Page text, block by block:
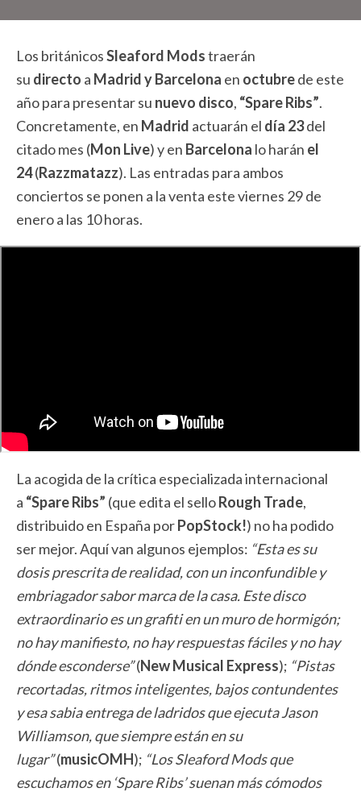
Los británicosSleaford Modstraerán
su directo a Madrid y Barcelona en octubrede este
año para presentar su nuevo disco, “Spare Ribs”.
Concretamente, en Madrid actuarán el día 23del
citado mes (Mon Live) y en Barcelona lo harán el
24(Razzmatazz). Las entradas para ambos
conciertos se ponen a la venta este viernes 29 de
enero a las 10 horas.
La acogida de la crítica especializada internacional
a “Spare Ribs” (que edita el selloRough Trade,
distribuido en España porPopStock!) no ha podido
ser mejor. Aquí van algunos ejemplos: “Esta es su
dosis prescrita de realidad, con un inconfundible y
embriagador sabor marca de la casa. Este disco
extraordinario es un grafiti en un muro de hormigón;
no hay manifiesto, no hay respuestas fáciles y no hay
dónde esconderse”(New Musical Express); “Pistas
recortadas, ritmos inteligentes, bajos contundentes
y esa sabia entrega de ladridos que ejecuta Jason
Williamson, que siempre están en su
lugar”(musicOMH); “Los Sleaford Mods que
escuchamos en ‘Spare Ribs’ suenan más cómodos